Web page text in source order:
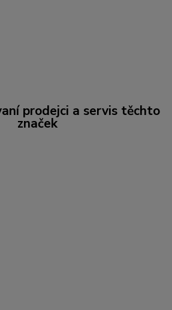
prodejci a servis těchto
značek